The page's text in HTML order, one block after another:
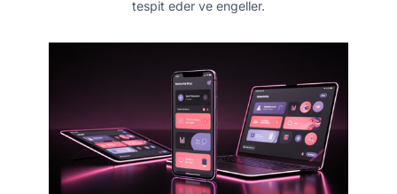
tespit eder ve engeller.